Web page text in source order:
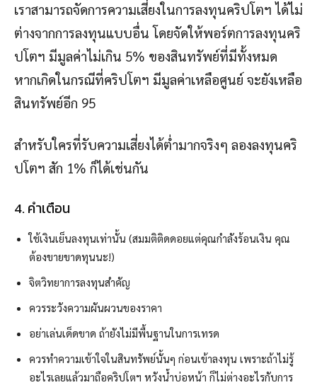
เราสามารถจัดการความเสี่ยงในการลงทุนคริปโตฯ ได้ไม่
ต่างจากการลงทุนแบบอื่น โดยจัดให้พอร์ตการลงทุนคริ
ปโตฯ มีมูลค่าไม่เกิน 5% ของสินทรัพย์ที่มีทั้งหมด
หากเกิดในกรณีที่คริปโตฯ มีมูลค่าเหลือศูนย์ จะยังเหลือ
สินทรัพย์อีก 95
สำหรับใครที่รับความเสี่ยงได้ต่ำมากจริงๆ ลองลงทุนคริ
ปโตฯ สัก 1% ก็ได้เช่นกัน
4. คำเตือน
ใช้เงินเย็นลงทุนเท่านั้น (สมมติติดดอยแต่คุณกำลังร้อนเงิน คุณ
ต้องขายขาดทุนนะ!)
จิตวิทยาการลงทุนสำคัญ
ควรระวังความผันผวนของราคา
อย่าเล่นเด็ดขาด ถ้ายังไม่มีพื้นฐานในการเทรด
ควรทำความเข้าใจในสินทรัพย์นั้นๆ ก่อนเข้าลงทุน เพราะถ้าไม่รู้
อะไรเลยแล้วมาถือคริปโตฯ หวังน้ำบ่อหน้า ก็ไม่ต่างอะไรกับการ